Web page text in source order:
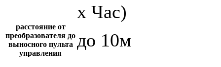
х Час)
расстояние от
преобразователя до
выносного пульта
управления
до 10м